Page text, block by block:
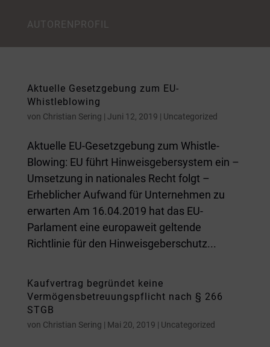
AUTORENPROFIL
Aktuelle Gesetzgebung zum EU-
Whistleblowing
von Christian Sering | Juni 12, 2019 | Uncategorized
Aktuelle EU-Gesetzgebung zum Whistle-
Blowing: EU führt Hinweisgebersystem ein –
Umsetzung in nationales Recht folgt –
Erheblicher Aufwand für Unternehmen zu
erwarten Am 16.04.2019 hat das EU-
Parlament eine europaweit geltende
Richtlinie für den Hinweisgeberschutz...
Kaufvertrag begründet keine
Vermögensbetreuungspflicht nach § 266
STGB
von Christian Sering | Mai 20, 2019 | Uncategorized